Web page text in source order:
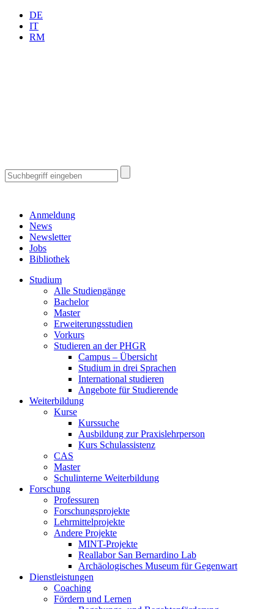
DE
IT
RM
Anmeldung
News
Newsletter
Jobs
Bibliothek
Studium
Alle Studiengänge
Bachelor
Master
Erweiterungsstudien
Vorkurs
Studieren an der PHGR
Campus – Übersicht
Studium in drei Sprachen
International studieren
Angebote für Studierende
Weiterbildung
Kurse
Kurssuche
Ausbildung zur Praxislehrperson
Kurs Schulassistenz
CAS
Master
Schulinterne Weiterbildung
Forschung
Professuren
Forschungsprojekte
Lehrmittelprojekte
Andere Projekte
MINT-Projekte
Reallabor San Bernardino Lab
Archäologisches Museum für Gegenwart
Dienstleistungen
Coaching
Fördern und Lernen